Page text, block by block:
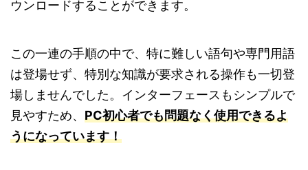
ウンロードすることができます。
この一連の手順の中で、特に難しい語句や専門用語
は登場せず、特別な知識が要求される操作も一切登
場しませんでした。インターフェースもシンプルで
見やすため、 PC初心者でも問題なく使用できるよ
うになっています！